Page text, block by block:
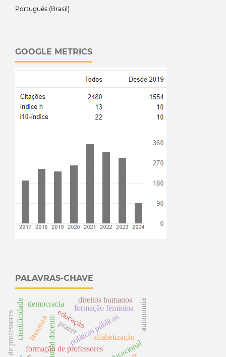
Português (Brasil)
GOOGLE METRICS
PALAVRAS-CHAVE
p
olíti
c
a
s
p
ú
bli
c
a
s
formação de professores
e
literatura
formação feminina
cientificidade educação
direitos humanos
alfabetização
democracia
prazer autonomia